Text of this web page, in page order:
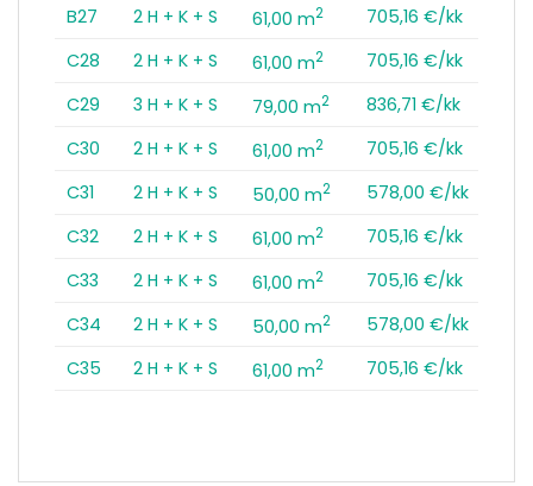
B27
2 H + K + S 61,00 m2
705,16 €/kk
C28
2 H + K + S 61,00 m2
705,16 €/kk
C29
3 H + K + S 79,00 m2
836,71 €/kk
C30
2 H + K + S 61,00 m2
705,16 €/kk
C31
2 H + K + S 50,00 m2
578,00 €/kk
C32
2 H + K + S 61,00 m2
705,16 €/kk
C33
2 H + K + S 61,00 m2
705,16 €/kk
C34
2 H + K + S 50,00 m2
578,00 €/kk
C35
2 H + K + S 61,00 m2 705,16 €/kk